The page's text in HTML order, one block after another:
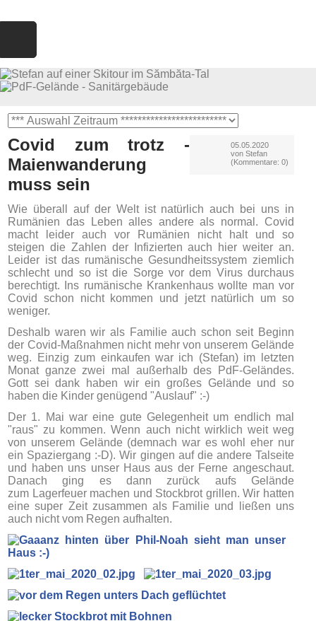
ÜBERSPRINGEN
STARTSEITE
ÜBER
UNS
NEWS
BILDER
KONTAKT
05.05.2020
von Stefan
(Kommentare: 0)
Covid zum trotz -
Maienwanderung
muss sein
Wie überall auf der Welt ist natürlich auch bei uns in
Rumänien das Leben alles andere als normal. Covid
macht leider auch vor Rumänien nicht halt und so
steigen die Zahlen der Infizierten auch hier weiter an.
Leider ist das rumänische Gesundheitssystem ziemlich
schlecht und so ist die Sorge vor dem Virus durchaus
berechtigt. Ins rumänische Krankenhaus wollte man vor
Covid schon nicht kommen und jetzt natürlich um so
weniger.
Deshalb waren wir als Familie auch schon seit Beginn
der Covid-Maßnahmen nicht mehr von unserem Gelände
weg. Einzig zum einkaufen war ich (Stefan) im letzten
Monat ganze zwei mal außerhalb des PdF-Geländes.
Gott sei dank haben wir ein großes Gelände und so
haben die Kinder genügend "Auslauf" :-)
Der 1. Mai war eine gute Gelegenheit um endlich mal
"raus" zu kommen. Wenn auch nicht wirklich weit weg
von unserem Gelände (demnach war es wohl eher nur
ein Spaziergang :-D). Wir gingen auf die andere Talseite
und haben uns unser Haus aus der Ferne angeschaut.
Danach ging es dann zurück aufs Gelände
zum Lagerfeuer machen und Stockbrot grillen. Wir hatten
eine super Zeit zusammen als Familie und ließen uns
auch nicht vom Regen aufhalten.